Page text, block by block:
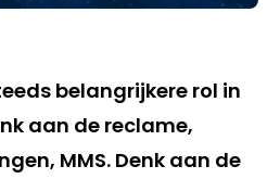
belangrijkere rol in
aan de reclame,
MMS. Denk aan de